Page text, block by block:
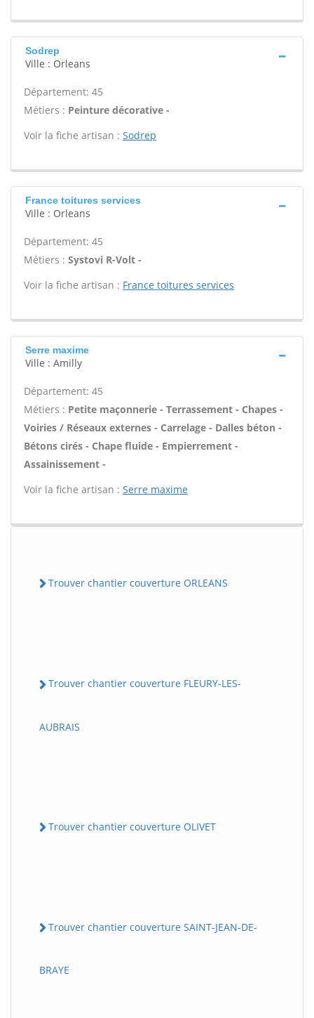
Sodrep
Ville : Orleans
Département: 45
Métiers : Peinture décorative -
Voir la fiche artisan : Sodrep
France toitures services
Ville : Orleans
Département: 45
Métiers : Systovi R-Volt -
Voir la fiche artisan : France toitures services
Serre maxime
Ville : Amilly
Département: 45
Métiers : Petite maçonnerie - Terrassement - Chapes -
Voiries / Réseaux externes - Carrelage - Dalles béton -
Bétons cirés - Chape fluide - Empierrement -
Assainissement -
Voir la fiche artisan : Serre maxime
Trouver chantier couverture ORLEANS
Trouver chantier couverture FLEURY-LES-
AUBRAIS
Trouver chantier couverture OLIVET
Trouver chantier couverture SAINT-JEAN-DE-
BRAYE